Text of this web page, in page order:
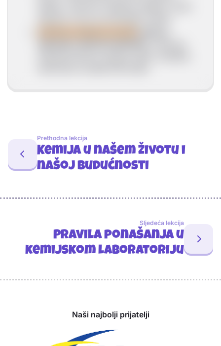
Prethodna lekcija
Kemija u našem životu i
našoj budućnosti
Sljedeća lekcija
Pravila ponašanja u
kemijskom laboratoriju
Naši najbolji prijatelji